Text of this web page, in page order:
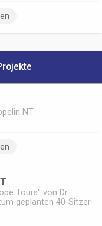
NT
Tours" von Dr.
geplanten 40-Sitzer-